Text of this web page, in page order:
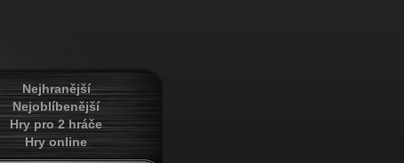
Nejhranější
Nejoblíbenější
Hry pro 2 hráče
Hry online